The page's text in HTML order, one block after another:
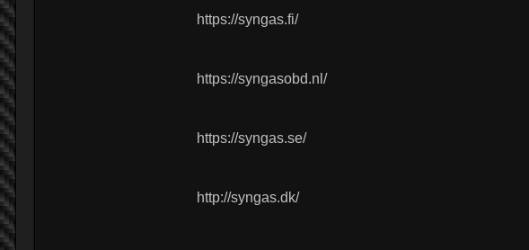
https://syngas.fi/
https://syngasobd.nl/
https://syngas.se/
http://syngas.dk/